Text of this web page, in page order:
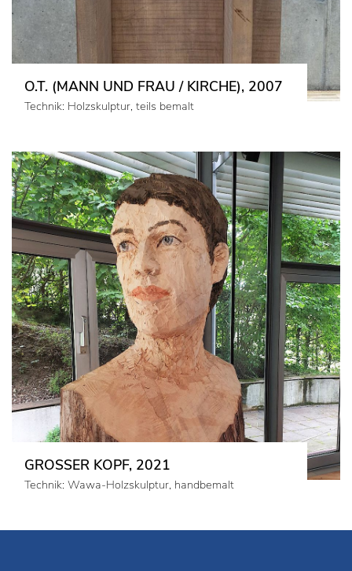
O.T. (MANN UND FRAU / KIRCHE), 2007
Technik: Holzskulptur, teils bemalt
GROSSER KOPF, 2021
Technik: Wawa-Holzskulptur, handbemalt